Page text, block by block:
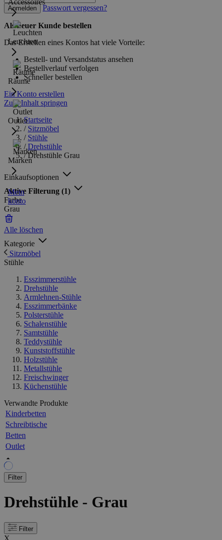
Accessoires
Leuchten
Räume
Outlet
Marken
Mein
konto
Anmelden Passwort vergessen?
Als neuer Kunde bestellen
Das Erstellen eines Kontos hat viele Vorteile:
Bestell- und Versandstatus ansehen
Bestellverlauf verfolgen
Schneller bestellen
Ein Konto erstellen
Zum Inhalt springen
Startseite
/ Sitzmöbel
/ Stühle
/ Drehstühle
/ Drehstühle Grau
Einkaufsoptionen
Aktive Filterung (1)
Farbe
Grau
Alle löschen
Kategorie
Sitzmöbel
Stühle
Esszimmerstühle
Drehstühle
Armlehnen-Stühle
Esszimmerbänke
Polsterstühle
Schalenstühle
Samtstühle
Teddystühle
Kunststoffstühle
Holzstühle
Metallstühle
Freischwinger
Küchenstühle
Verwandte Produkte
Kinderbetten
Schreibtische
Betten
Outlet
Filter
Drehstühle - Grau
Filter